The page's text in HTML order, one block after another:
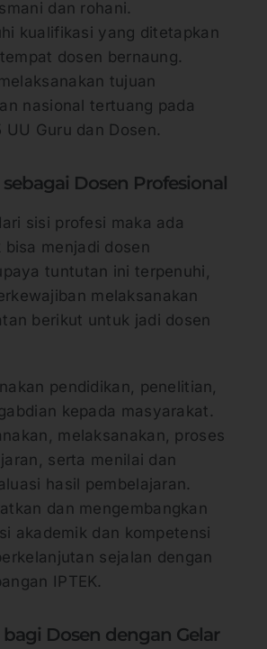
dan rohani.
kualifikasi yang ditetapkan
dosen bernaung.
tujuan
nasional tertuang pada
UU Guru dan Dosen.
Dosen Profesional
sisi profesi maka ada
menjadi dosen
tuntutan ini terpenuhi,
melaksanakan
berikut untuk jadi dosen
pendidikan, penelitian,
kepada masyarakat.
melaksanakan, proses
serta menilai dan
hasil pembelajaran.
dan mengembangkan
akademik dan kompetensi
sejalan dengan
IPTEK.
Dosen dengan Gelar